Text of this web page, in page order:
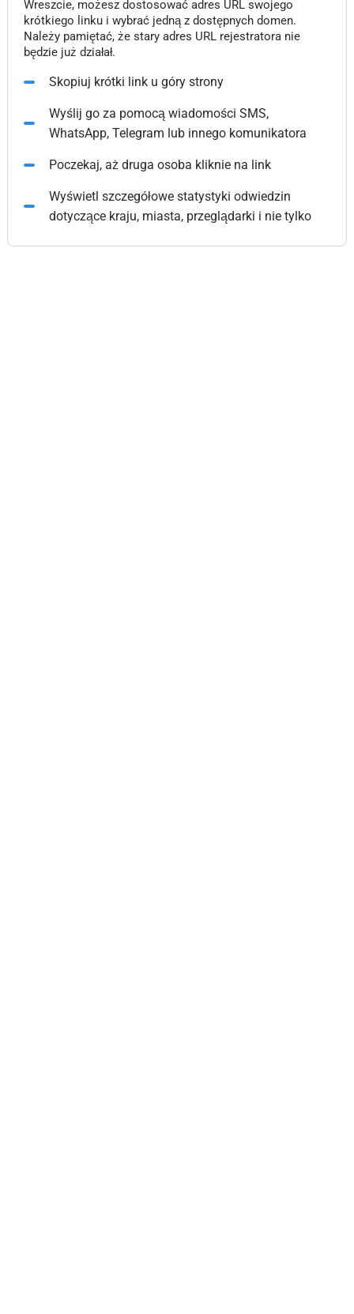
Wreszcie, możesz dostosować adres URL swojego
krótkiego linku i wybrać jedną z dostępnych domen.
Należy pamiętać, że stary adres URL rejestratora nie
będzie już działał.
Skopiuj krótki link u góry strony
Wyślij go za pomocą wiadomości SMS,
WhatsApp, Telegram lub innego komunikatora
Poczekaj, aż druga osoba kliknie na link
Wyświetl szczegółowe statystyki odwiedzin
dotyczące kraju, miasta, przeglądarki i nie tylko